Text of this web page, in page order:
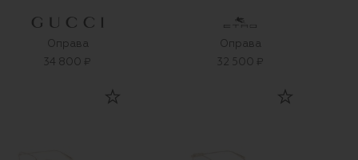
Оправа
34 800 ₽
Оправа
32 500 ₽